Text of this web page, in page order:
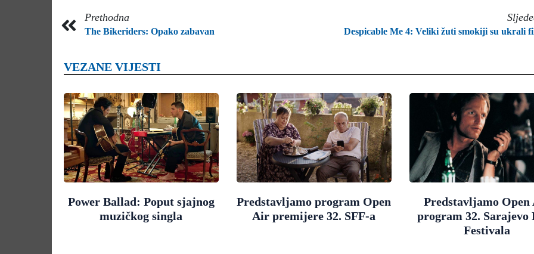
Prethodna
The Bikeriders: Opako zabavan Despicable Me 4: Veliki žuti smokiji su ukrali
VEZANE VIJESTI
Power Ballad: Poput sjajnog
muzičkog singla
Predstavljamo program Open
Air premijere 32. SFF-a
Predstavljamo
program 32. Sarajevo
Festivala